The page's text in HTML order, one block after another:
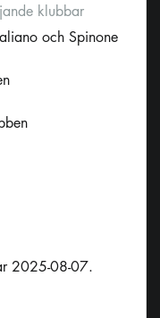
klubbar
och Spinone
2025-08-07.